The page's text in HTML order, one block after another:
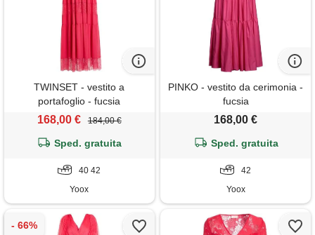
TWINSET - vestito a
portafoglio - fucsia
168,00 € 184,00 €
Sped. gratuita
40 42
Yoox
PINKO - vestito da cerimonia -
fucsia
168,00 €
Sped. gratuita
42
Yoox